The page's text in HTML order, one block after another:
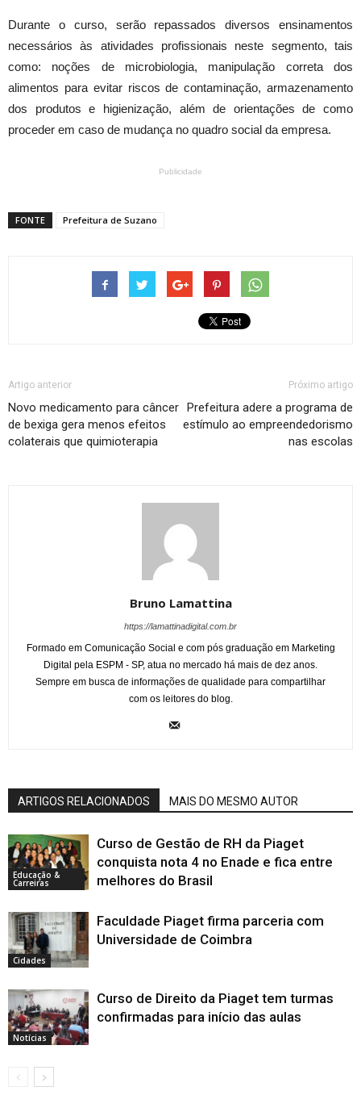
Durante o curso, serão repassados diversos ensinamentos
necessários às atividades profissionais neste segmento, tais
como: noções de microbiologia, manipulação correta dos
alimentos para evitar riscos de contaminação, armazenamento
dos produtos e higienização, além de orientações de como
proceder em caso de mudança no quadro social da empresa.
Publicidade
FONTE Prefeitura de Suzano
Artigo anterior
Novo medicamento para câncer
de bexiga gera menos efeitos
colaterais que quimioterapia
Próximo artigo
Prefeitura adere a programa de
estímulo ao empreendedorismo
nas escolas
Bruno Lamattina
https://lamattinadigital.com.br
Formado em Comunicação Social e com pós graduação em Marketing
Digital pela ESPM - SP, atua no mercado há mais de dez anos.
Sempre em busca de informações de qualidade para compartilhar
com os leitores do blog.
ARTIGOS RELACIONADOS MAIS DO MESMO AUTOR
Educação &
Carreiras
Curso de Gestão de RH da Piaget
conquista nota 4 no Enade e fica entre
melhores do Brasil
Cidades
Faculdade Piaget firma parceria com
Universidade de Coimbra
Notícias
Curso de Direito da Piaget tem turmas
confirmadas para início das aulas